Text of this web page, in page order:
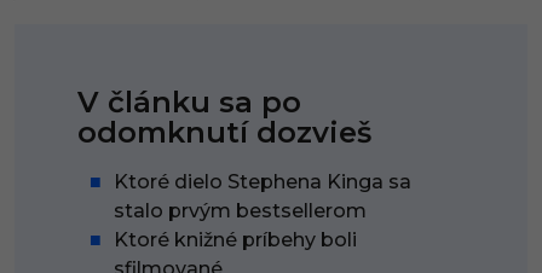
V článku sa po
odomknutí dozvieš
Ktoré dielo Stephena Kinga sa
stalo prvým bestsellerom
Ktoré knižné príbehy boli
sfilmované